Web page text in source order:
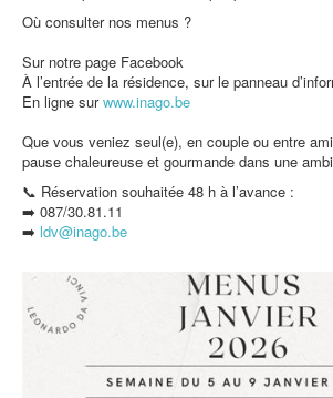
Où consulter nos menus ?
Sur notre page Facebook
À l’entrée de la résidence, sur le panneau
En ligne surwww.inago.be
Que vous veniez seul(e), en couple ou entre
pause chaleureuse et gourmande dans une
📞 Réservation souhaitée 48 h à l’avance :
➡️ 087/30.81.11
➡️ ldv@inago.be